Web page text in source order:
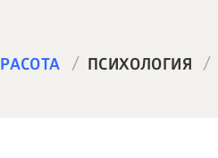
/ ПСИХОЛОГИЯ /